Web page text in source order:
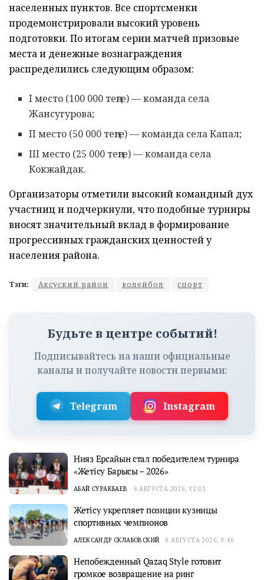
населенных пунктов. Все спортсменки
продемонстрировали высокий уровень
подготовки. По итогам серии матчей призовые
места и денежные вознаграждения
распределились следующим образом:
I место (100 000 теңге) — команда села
Жансугурова;
II место (50 000 теңге) — команда села Капал;
III место (25 000 теңге) — команда села
Кокжайдак.
Организаторы отметили высокий командный дух
участниц и подчеркнули, что подобные турниры
вносят значительный вклад в формирование
прогрессивных гражданских ценностей у
населения района.
Тэги: Аксуский район волейбол спорт
Будьте в центре событий!
Подписывайтесь на наши официальные
каналы и получайте новости первыми:
Telegram Instagram
Нияз Ерсайын стал победителем турнира
«Жетісу Барысы – 2026»
АБАЙ СУРАКБАЕВ 6 АВГУСТА 2026, 12:01
Жетісу укрепляет позиции кузницы
спортивных чемпионов
АЛЕКСАНДР СКЛАБОВСКИЙ 6 АВГУСТА 2026, 9:46
Непобежденный Qazaq Style готовит
громкое возвращение на ринг